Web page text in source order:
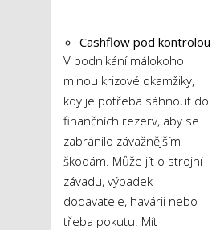
Cashflow pod kontrolou
V podnikání málokoho
minou krizové okamžiky,
kdy je potřeba sáhnout do
finančních rezerv, aby se
zabránilo závažnějším
škodám. Může jít o strojní
závadu, výpadek
dodavatele, havárii nebo
třeba pokutu. Mít